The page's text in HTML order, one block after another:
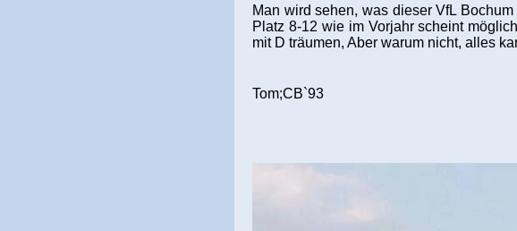
Man wird sehen, was dieser VfL
Platz 8-12 wie im Vorjahr scheint
mit D träumen, Aber warum nicht, alles
Tom;CB`93